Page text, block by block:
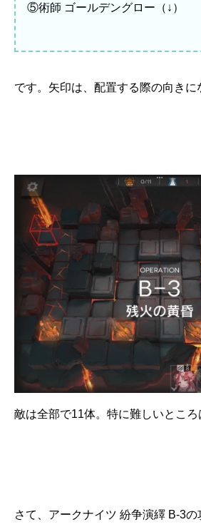
⑤術師 ゴールデングロー（↓）
です。矢印は、配置する際の向きに
敵は全部で11体。特に難しいところ
さて、アークナイツ 紛争演繹 B-3の